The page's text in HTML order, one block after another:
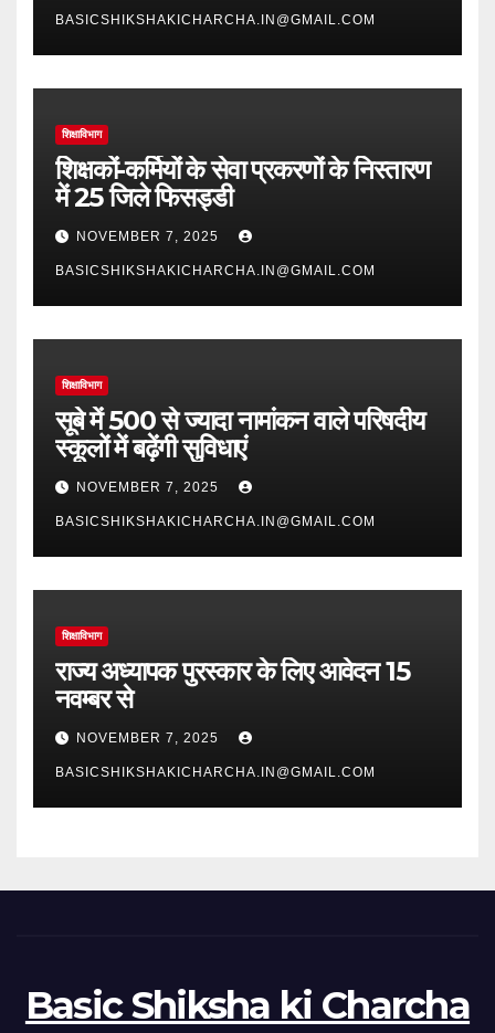
BASICSHIKSHAKICHARCHA.IN@GMAIL.COM
शिक्षाविभाग
शिक्षकों-कर्मियों के सेवा प्रकरणों के निस्तारण
में 25 जिले फिसड्डी
NOVEMBER 7, 2025
BASICSHIKSHAKICHARCHA.IN@GMAIL.COM
शिक्षाविभाग
सूबे में 500 से ज्यादा नामांकन वाले परिषदीय
स्कूलों में बढ़ेंगी सुविधाएं
NOVEMBER 7, 2025
BASICSHIKSHAKICHARCHA.IN@GMAIL.COM
शिक्षाविभाग
राज्य अध्यापक पुरस्कार के लिए आवेदन 15
नवम्बर से
NOVEMBER 7, 2025
BASICSHIKSHAKICHARCHA.IN@GMAIL.COM
Basic Shiksha ki Charcha